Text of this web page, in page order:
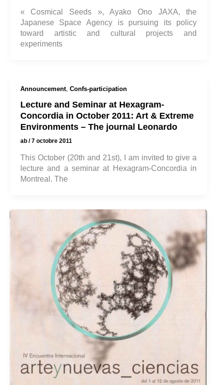
« Cosmical Seeds », Ayako Ono JAXA, the
Japanese Space Agency is pursuing its policy
toward artistic and cultural projects and
experiments
Announcement, Confs-participation
Lecture and Seminar at Hexagram-
Concordia in October 2011: Art & Extreme
Environments – The journal Leonardo
ab /7 octobre 2011
This October (20th and 21st), I am invited to give a
lecture and a seminar at Hexagram-Concordia in
Montreal. The